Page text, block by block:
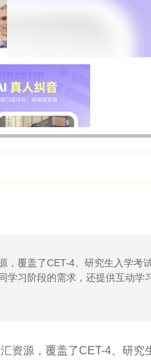
，覆盖了CET-4、研究生入学考
习阶段的需求，还提供互动学
资源，覆盖了CET-4、研究